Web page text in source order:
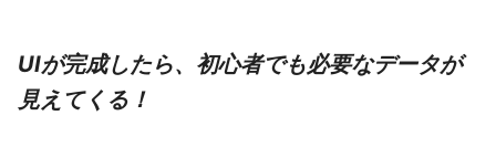
UIが完成したら、初心者でも必要なデータが
見えてくる！